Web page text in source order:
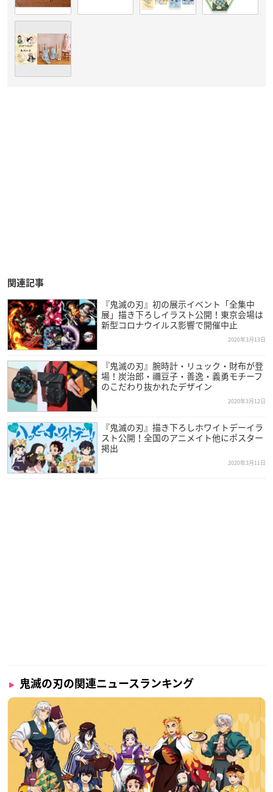
関連記事
『鬼滅の刃』初の展示イベント「全集中
展」描き下ろしイラスト公開！東京会場は
新型コロナウイルス影響で開催中止
2020年3月13日
『鬼滅の刃』腕時計・リュック・財布が登
場！炭治郎・禰豆子・善逸・義勇モチーフ
のこだわり抜かれたデザイン
2020年3月12日
『鬼滅の刃』描き下ろしホワイトデーイラ
スト公開！全国のアニメイト他にポスター
掲出
2020年3月11日
鬼滅の刃の関連ニュースランキング